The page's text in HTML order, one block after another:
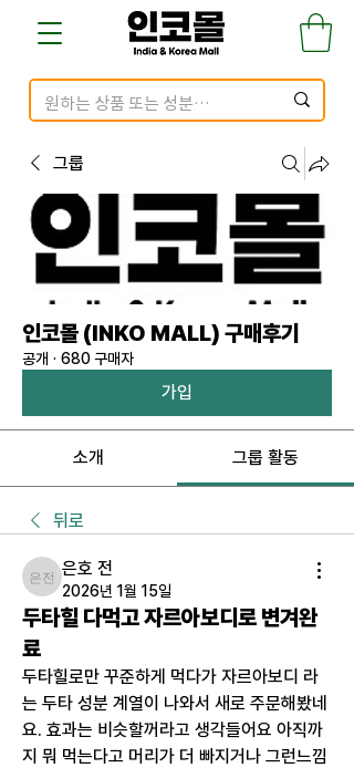
그룹
인코몰 (INKO MALL) 구매후기
공개 · 680 구매자
가입
소개 그룹 활동
뒤로
은호 전
은호 전
2026년 1월 15일
두타힐 다먹고 자르아보디로 변겨완
료
두타힐로만 꾸준하게 먹다가 자르아보디 라
는 두타 성분 계열이 나와서 새로 주문해봤네
요. 효과는 비슷할꺼라고 생각들어요 아직까
지 뭐 먹는다고 머리가 더 빠지거나 그런느낌